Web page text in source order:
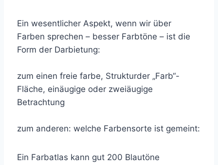
Ein wesentlicher Aspekt, wenn wir über
Farben sprechen – besser Farbtöne – ist die
Form der Darbietung:
zum einen freie farbe, Strukturder „Farb“-
Fläche, einäugige oder zweiäugige
Betrachtung
zum anderen: welche Farbensorte ist gemeint:
Ein Farbatlas kann gut 200 Blautöne